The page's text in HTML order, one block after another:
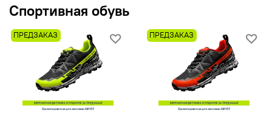
Спортивная обувь
ПРЕДЗАКАЗ ПРЕДЗАКАЗ